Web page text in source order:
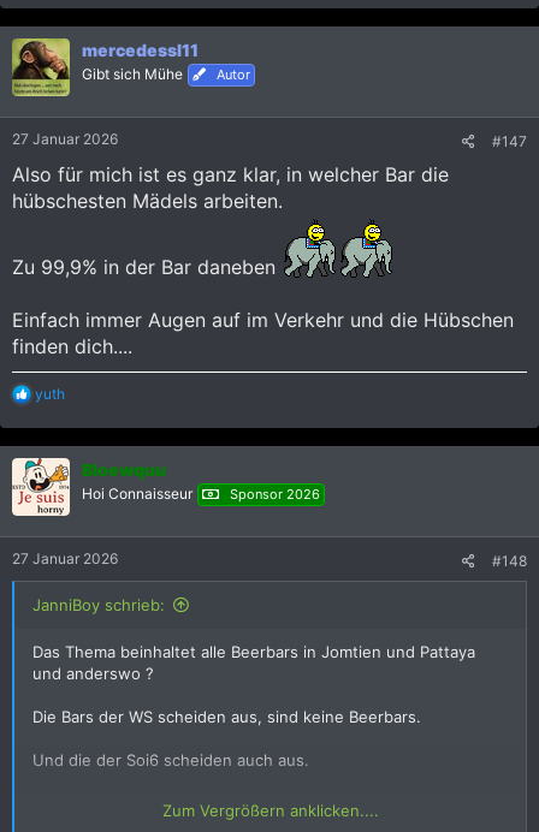
a
k
t
i
o
n
mercedessl11
Gibt sich Mühe Autor
27 Januar 2026 #147
Also für mich ist es ganz klar, in welcher Bar die
hübschesten Mädels arbeiten.
Zu 99,9% in der Bar daneben
Einfach immer Augen auf im Verkehr und die Hübschen
finden dich....
R
a
k
t
i
o
n
:
yuth
Bloewquu
Hoi Connaisseur Sponsor 2026
27 Januar 2026 #148
JanniBoy schrieb:
Das Thema beinhaltet alle Beerbars in Jomtien und Pattaya
und anderswo ?
Die Bars der WS scheiden aus, sind keine Beerbars.
Und die der Soi6 scheiden auch aus.
Also wo gibt's die hübschesten Mädels ?
Zum Vergrößern anklicken....